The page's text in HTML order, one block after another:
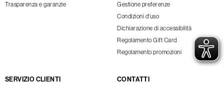
Trasparenza e garanzie
Gestione preferenze
Condizioni d'uso
Dichiarazione di accessibilità
Regolamento Gift Card
Regolamento promozioni
SERVIZIO CLIENTI CONTATTI